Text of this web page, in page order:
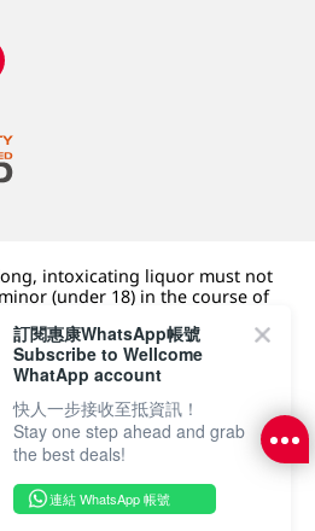
intoxicating liquor must not
(under 18) in the course of
程中，向未成年人 (18 歲以下人士)
DFI零售集團
Place. The Dairy Farm Company
訂閱惠康WhatsApp帳號
Subscribe to Wellcome
WhatApp account
快人一步接收至抵資訊！
Stay one step ahead and grab
the best deals!
連結 WhatsApp 帳號